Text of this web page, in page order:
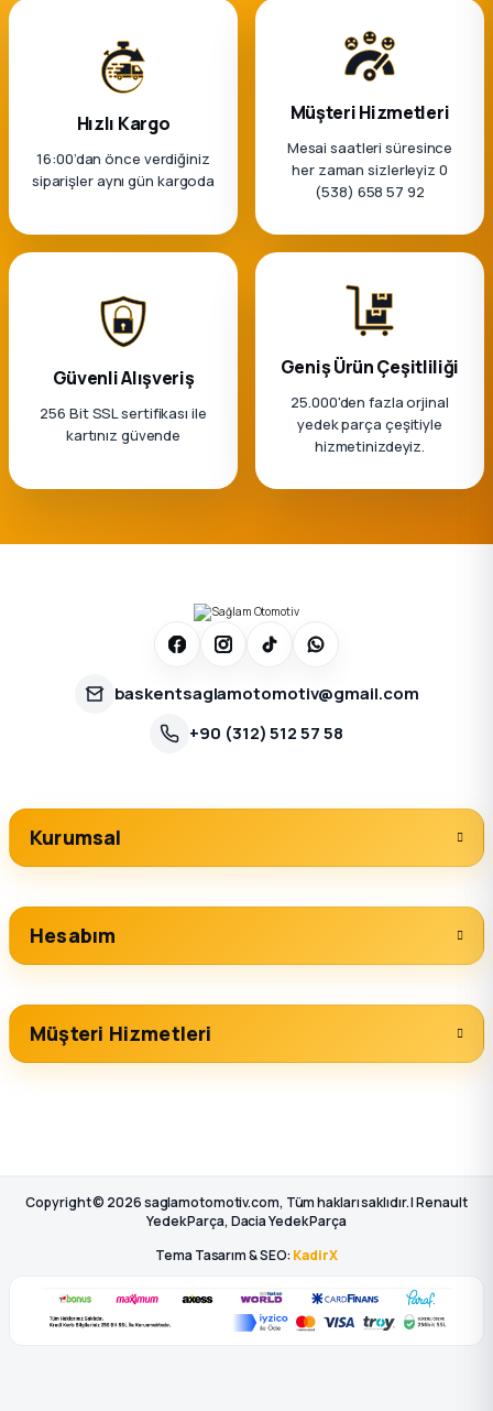
Hızlı Kargo
16:00’dan önce verdiğiniz
siparişler aynı gün kargoda
Müşteri Hizmetleri
Mesai saatleri süresince
her zaman sizlerleyiz 0
(538) 658 57 92
Güvenli Alışveriş
256 Bit SSL sertifikası ile
kartınız güvende
Geniş Ürün Çeşitliliği
25.000'den fazla orjinal
yedek parça çeşitiyle
hizmetinizdeyiz.
baskentsaglamotomotiv@gmail.com
+90 (312) 512 57 58
Kurumsal
Hesabım
Müşteri Hizmetleri
Copyright © 2026 saglamotomotiv.com, Tüm hakları saklıdır. | Renault
Yedek Parça, Dacia Yedek Parça
Tema Tasarım & SEO: KadirX